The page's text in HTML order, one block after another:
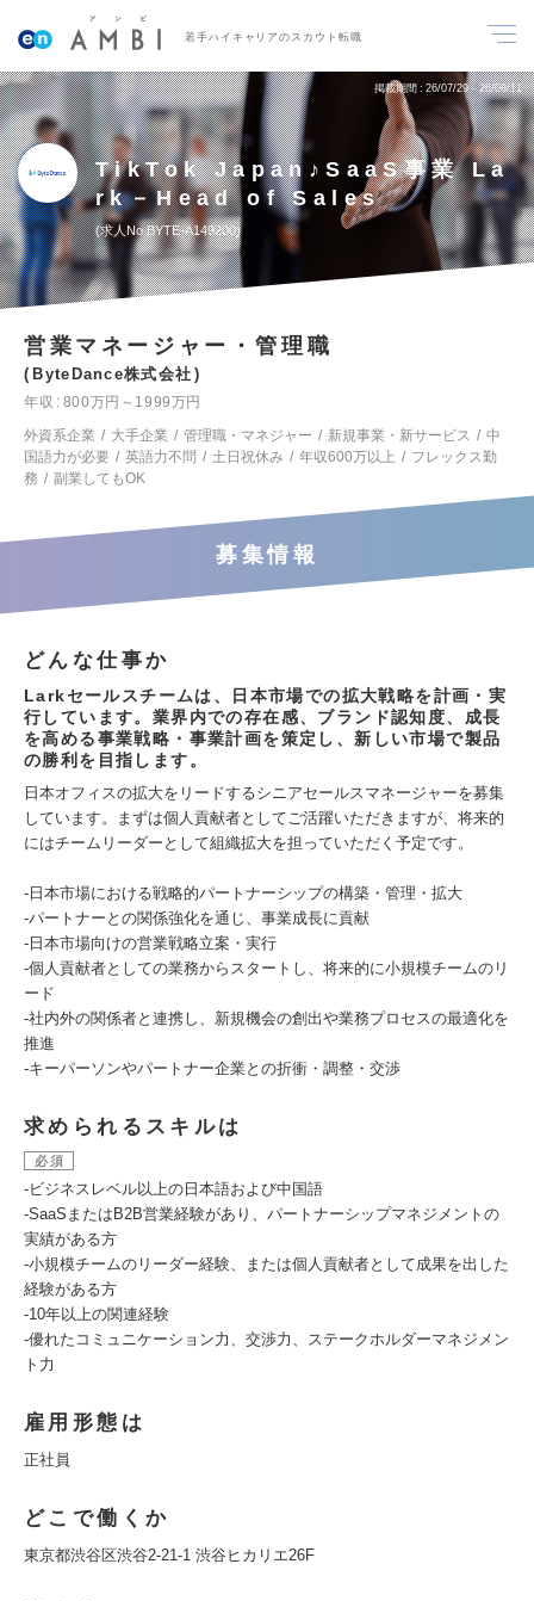
若手ハイキャリアのスカウト転職
掲載期間 26/07/29～26/08/11
TikTok Japan♪SaaS事業 La
rk－Head of Sales
求人No.BYTE-A149200
営業マネージャー・管理職
ByteDance株式会社
年収
800万円～1999万円
外資系企業
大手企業 管理職・マネジャー 新規事業・新サービス
中
国語力が必要
英語力不問 土日祝休み 年収600万以上
フレックス勤
務
副業してもOK
募集情報
どんな仕事か
Larkセールスチームは、日本市場での拡大戦略を計画・実
行しています。業界内での存在感、ブランド認知度、成長
を高める事業戦略・事業計画を策定し、新しい市場で製品
の勝利を目指します。
日本オフィスの拡大をリードするシニアセールスマネージャーを募集
しています。まずは個人貢献者としてご活躍いただきますが、将来的
にはチームリーダーとして組織拡大を担っていただく予定です。
-日本市場における戦略的パートナーシップの構築・管理・拡大
-パートナーとの関係強化を通じ、事業成長に貢献
-日本市場向けの営業戦略立案・実行
-個人貢献者としての業務からスタートし、将来的に小規模チームのリ
ード
-社内外の関係者と連携し、新規機会の創出や業務プロセスの最適化を
推進
-キーパーソンやパートナー企業との折衝・調整・交渉
求められるスキルは
必須
-ビジネスレベル以上の日本語および中国語
-SaaSまたはB2B営業経験があり、パートナーシップマネジメントの
実績がある方
-小規模チームのリーダー経験、または個人貢献者として成果を出した
経験がある方
-10年以上の関連経験
-優れたコミュニケーション力、交渉力、ステークホルダーマネジメン
ト力
雇用形態は
正社員
どこで働くか
東京都渋谷区渋谷2-21-1 渋谷ヒカリエ26F